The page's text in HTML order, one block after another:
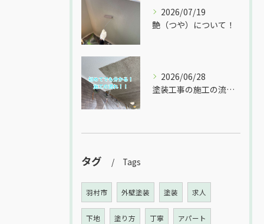
2026/07/19
艶（つや）について！
2026/06/28
塗装工事の施工の流れをご紹介！
タグ Tags
羽村市 外壁塗装 塗装 求人
下地 塗り方 丁寧 アパート